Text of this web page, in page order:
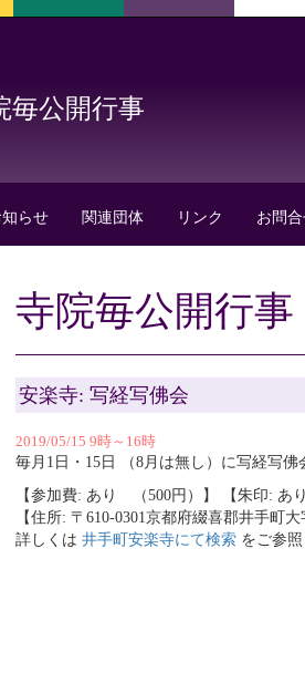
毎公開行事
知らせ 関連団体 リンク お問
寺院毎公開行事
安楽寺: 写経写佛会
2019/05/15 9時～16時
毎月1日・15日 （8月は無し）に写経写佛
【参加費: あり （500円）】 【朱印: あ
【住所: 〒610-0301京都府綴喜郡井手町
詳しくは 井手町安楽寺にて検索 をご参照